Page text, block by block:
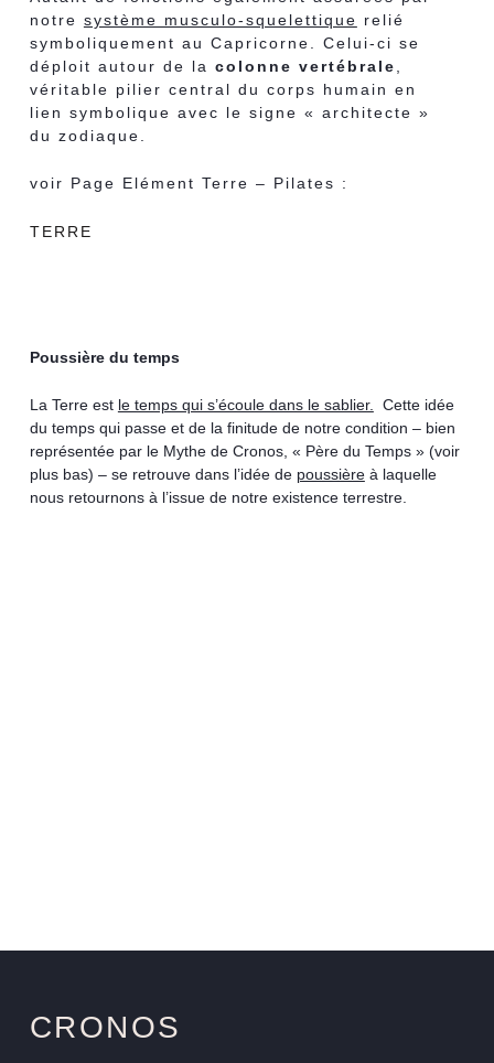
notre système musculo-squelettique relié
symboliquement au Capricorne. Celui-ci se
déploit autour de la colonne vertébrale
véritable pilier central du corps humain en
lien symbolique avec le signe « architecte »
du zodiaque.
voir Page Elément Terre – Pilates :
TERRE
Poussière du temps
La Terre est le temps qui s’écoule dans le sablier.
Cette idée
du temps qui passe et de la finitude de notre condition – bien
représentée par le Mythe de Cronos, « Père du Temps » (voir
plus bas) – se retrouve dans l’idée de poussièreà laquelle
nous retournons à l’issue de notre existence terrestre.
CRONOS